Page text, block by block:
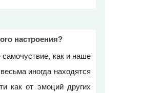
настроения?
как и наше
иногда находятся
как от эмоций других